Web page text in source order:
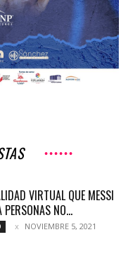
VIRTUAL QUE MESSI
PERSONAS NO...
NOVIEMBRE 5, 2021